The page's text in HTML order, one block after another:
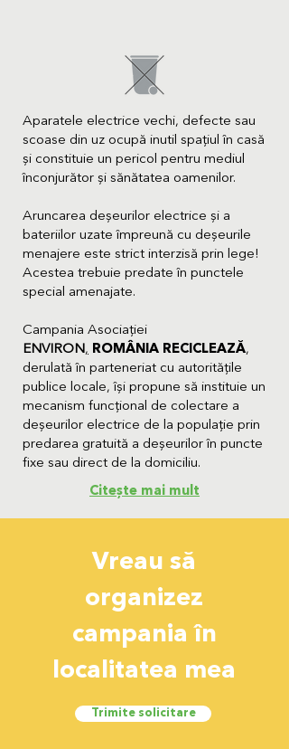
Aparatele electrice vechi, defecte sau
scoase din uz ocupă inutil spațiul în casă
și constituie un pericol pentru mediul
înconjurător și sănătatea oamenilor.
Aruncarea deșeurilor electrice și a
bateriilor uzate împreună cu deșeurile
menajere este strict interzisă prin lege!
Acestea trebuie predate în punctele
special amenajate.
Campania Asociației
ENVIRON, ROMÂNIA RECICLEAZĂ,
derulată în parteneriat cu autoritățile
publice locale, își propune să instituie un
mecanism funcțional de colectare a
deșeurilor electrice de la populație prin
predarea gratuită a deșeurilor în puncte
fixe sau direct de la domiciliu.
Citește mai mult
Vreau să
organizez
campania în
localitatea mea
Trimite solicitare